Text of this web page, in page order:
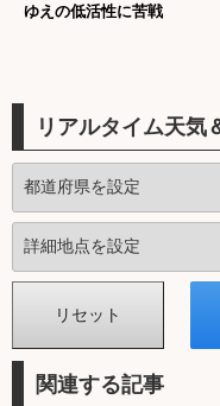
ゆえの低活性に苦戦
リアルタイム天気
関連する記事